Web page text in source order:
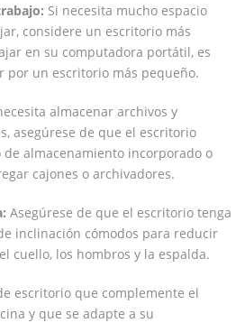
Si necesita mucho espacio
considere un escritorio más
en su computadora portátil, es
por un escritorio más pequeño.
almacenar archivos y
asegúrese de que el escritorio
almacenamiento incorporado o
cajones o archivadores.
Asegúrese de que el escritorio tenga
inclinación cómodos para reducir
cuello, los hombros y la espalda.
escritorio que complemente el
y que se adapte a su